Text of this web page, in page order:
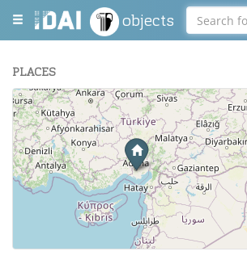
objects
PLACES
+
−
| Maps and Data ©OpenStreetMap